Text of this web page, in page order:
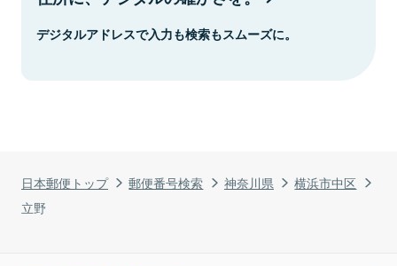
日本郵便トップ 郵便番号検索 神奈川県
横浜市中区
立野
デジタルアドレスで入力も検索もスムーズに。